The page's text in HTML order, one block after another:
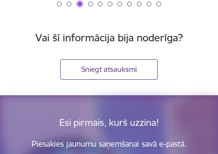
Vai šī informācija bija noderīga?
Sniegt atsauksmi
Esi pirmais, kurš uzzina!
Piesakies jaunumu saņemšanai savā e-pastā.